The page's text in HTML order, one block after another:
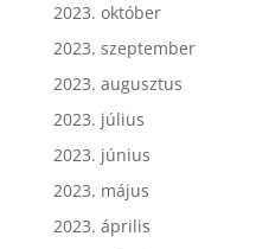
2023. október
2023. szeptember
2023. augusztus
2023. július
2023. június
2023. május
2023. április